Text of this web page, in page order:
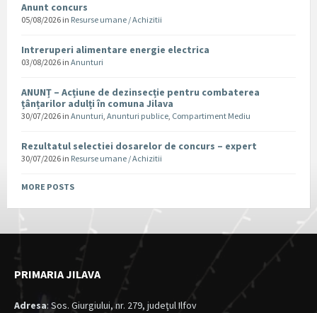
Anunt concurs
05/08/2026 in Resurse umane / Achizitii
Intreruperi alimentare energie electrica
03/08/2026 in Anunturi
ANUNȚ – Acțiune de dezinsecție pentru combaterea
țânțarilor adulți în comuna Jilava
30/07/2026 in Anunturi, Anunturi publice, Compartiment Mediu
Rezultatul selectiei dosarelor de concurs – expert
30/07/2026 in Resurse umane / Achizitii
MORE POSTS
PRIMARIA JILAVA
Adresa: Sos. Giurgiului, nr. 279, judeţul Ilfov